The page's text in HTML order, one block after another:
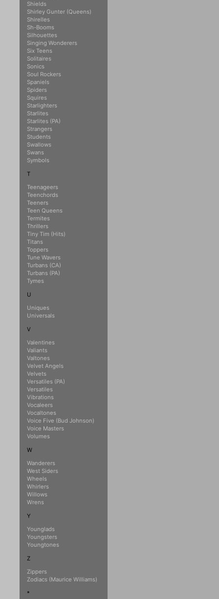
Shields
Shirley Gunter (Queens)
Shirelles
Sh-Booms
Silhouettes
Singing Wonderers
Six Teens
Solitaires
Sonics
Soul Rockers
Spaniels
Spiders
Squires
Starlighters
Starlites
Starlites (PA)
Strangers
Students
Swallows
Swans
Symbols
T
Teenageers
Teenchords
Teeners
Teen Queens
Termites
Thrillers
Tiny Tim (Hits)
Titans
Toppers
Tune Wavers
Turbans (CA)
Turbans (PA)
Tymes
U
Uniques
Universals
V
Valentines
Valiants
Valtones
Velvet Angels
Velvets
Versatiles (PA)
Versatiles
Vibrations
Vocaleers
Vocaltones
Voice Five (Bud Johnson)
Voice Masters
Volumes
W
Wanderers
West Siders
Wheels
Whirlers
Willows
Wrens
Y
Younglads
Youngsters
Youngtones
Z
Zippers
Zodiacs (Maurice Williams)
*